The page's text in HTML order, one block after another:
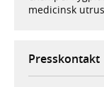
medicinsk
Presskontakt